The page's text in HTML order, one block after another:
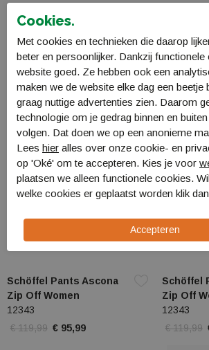
Schöffel Pants Koper1
Zip Off
22854
€ 119,99 € 95,99
Toblach2
12408
€ 79,99
Schöffel Pants Ascona
Zip Off Women
12343
€ 119,99 € 95,99
Sale
Schöffel
Zip Off
12343
€ 119,99
Sale
Cookies.
Met cookies en technieken die daarop
beter en persoonlijker. Dankzij
website goed. Ze hebben ook een
maken we de website elke dag een beetje
graag nuttige advertenties zien. Daarom
technologie om je gedrag binnen en
volgen. Dat doen we op een anonieme
Lees hier alles over onze cookie- en
op 'Oké' om te accepteren. Kies je voor
plaatsen we alleen functionele cookies.
welke cookies er geplaatst worden klik dan